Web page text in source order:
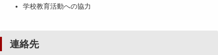
学校教育活動への協力
連絡先